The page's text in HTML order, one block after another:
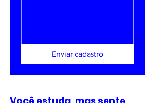
Enviar cadastro